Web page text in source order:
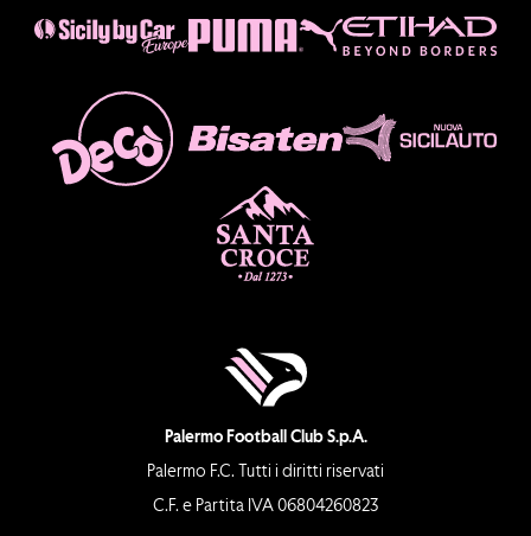
Palermo Football Club S.p.A.
Palermo F.C. Tutti i diritti riservati
C.F. e Partita IVA 06804260823